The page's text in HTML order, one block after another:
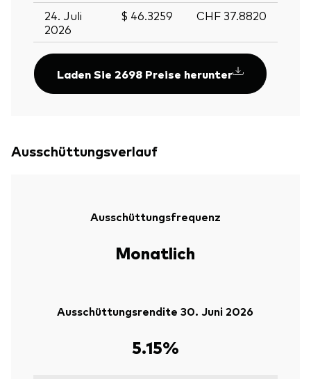
24. Juli
2026
$ 46.3259 CHF 37.8820
Laden Sie 2698 Preise herunter
Ausschüttungsverlauf
Ausschüttungsfrequenz
Monatlich
Ausschüttungsrendite 30. Juni 2026
5.15%